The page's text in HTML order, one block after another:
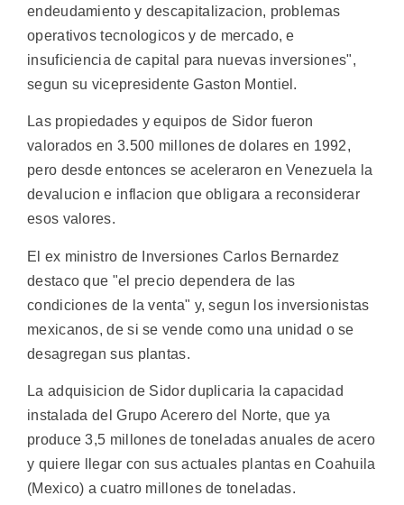
endeudamiento y descapitalizacion, problemas
operativos tecnologicos y de mercado, e
insuficiencia de capital para nuevas inversiones",
segun su vicepresidente Gaston Montiel.
Las propiedades y equipos de Sidor fueron
valorados en 3.500 millones de dolares en 1992,
pero desde entonces se aceleraron en Venezuela la
devalucion e inflacion que obligara a reconsiderar
esos valores.
El ex ministro de Inversiones Carlos Bernardez
destaco que "el precio dependera de las
condiciones de la venta" y, segun los inversionistas
mexicanos, de si se vende como una unidad o se
desagregan sus plantas.
La adquisicion de Sidor duplicaria la capacidad
instalada del Grupo Acerero del Norte, que ya
produce 3,5 millones de toneladas anuales de acero
y quiere llegar con sus actuales plantas en Coahuila
(Mexico) a cuatro millones de toneladas.